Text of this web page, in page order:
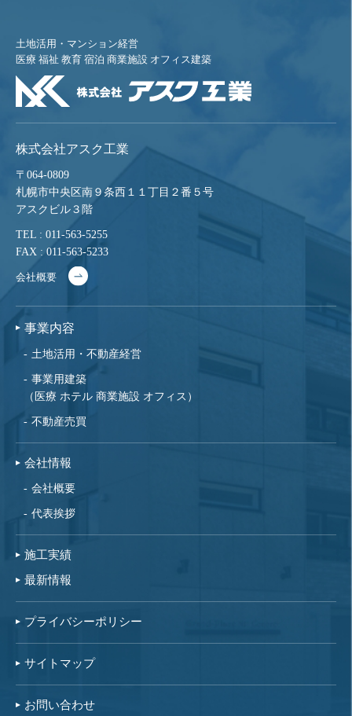
土地活用・マンション経営
医療 福祉 教育 宿泊 商業施設 オフィス建築
株式会社アスク工業
〒064-0809
札幌市中央区南９条西１１丁目２番５号
アスクビル３階
TEL : 011-563-5255
FAX : 011-563-5233
会社概要
事業内容
土地活用・不動産経営
事業用建築
（医療 ホテル 商業施設 オフィス）
不動産売買
会社情報
会社概要
代表挨拶
施工実績
最新情報
プライバシーポリシー
サイトマップ
お問い合わせ